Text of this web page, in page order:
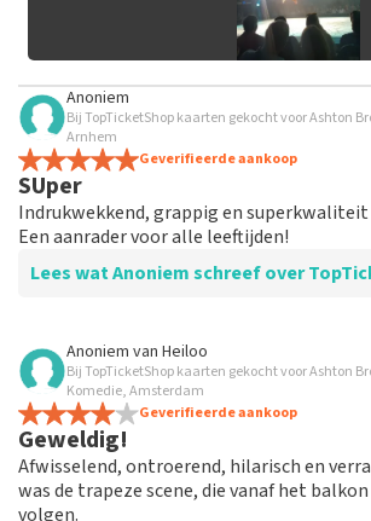
Anoniem
Bij TopTicketShop kaarten gekocht voor Ashton
Arnhem
Geverifieerde aankoop
SUper
Indrukwekkend, grappig en
Een aanrader voor alle leeftijden!
Lees wat Anoniem schreef over
Beoordeling van Anoniem over
Correct
Helaas koop ik volgende keer mijn
locatie zelf, scheelt de helft!
Anoniem van Heiloo
Bij TopTicketShop kaarten gekocht voor Ashton
Komedie, Amsterdam
Geverifieerde aankoop
Geweldig!
Afwisselend, ontroerend, hilarisch en
was de trapeze scene, die vanaf het
volgen.